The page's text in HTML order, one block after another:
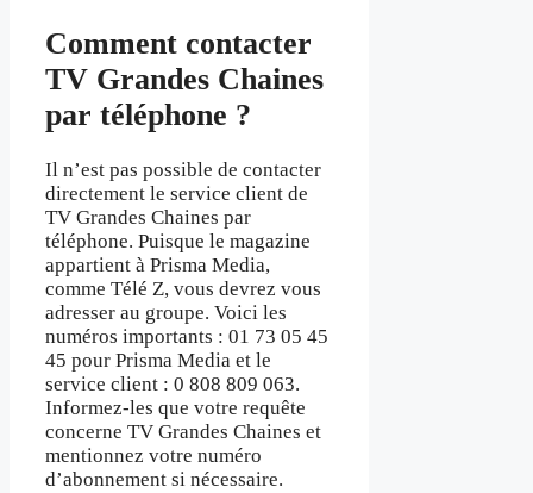
Comment contacter
TV Grandes Chaines
par téléphone ?
Il n’est pas possible de contacter
directement le service client de
TV Grandes Chaines par
téléphone. Puisque le magazine
appartient à Prisma Media,
comme Télé Z, vous devrez vous
adresser au groupe. Voici les
numéros importants : 01 73 05 45
45 pour Prisma Media et le
service client : 0 808 809 063.
Informez-les que votre requête
concerne TV Grandes Chaines et
mentionnez votre numéro
d’abonnement si nécessaire.